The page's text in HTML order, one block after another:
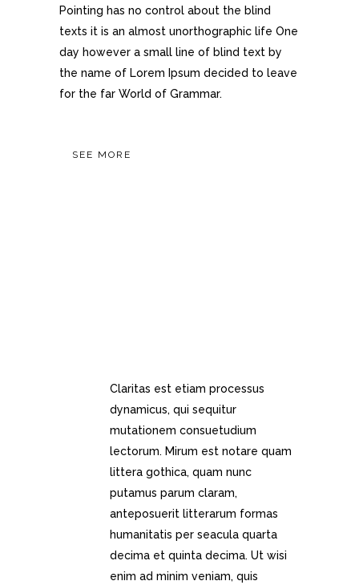
Pointing has no control about the blind
texts it is an almost unorthographic life One
day however a small line of blind text by
the name of Lorem Ipsum decided to leave
for the far World of Grammar.
SEE MORE
Claritas est etiam processus
dynamicus, qui sequitur
mutationem consuetudium
lectorum. Mirum est notare quam
littera gothica, quam nunc
putamus parum claram,
anteposuerit litterarum formas
humanitatis per seacula quarta
decima et quinta decima. Ut wisi
enim ad minim veniam, quis